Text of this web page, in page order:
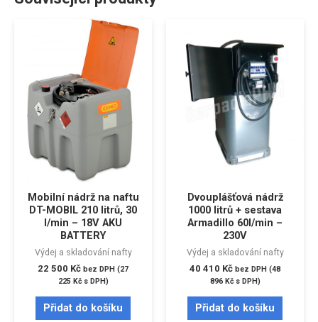
Mobilní nádrž na naftu
DT-MOBIL 210 litrů, 30
l/min – 18V AKU
BATTERY
Výdej a skladování nafty
22 500 Kč bez DPH (27
225 Kčs DPH)
Přidat do košíku
Dvouplášťová nádrž
1000 litrů + sestava
Armadillo 60l/min –
230V
Výdej a skladování nafty
40 410 Kč bez DPH (48
896 Kčs DPH)
Přidat do košíku